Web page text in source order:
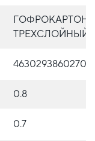
ГОФРОКАРТОН
ТРЕХСЛОЙНЫЙ
4630293860270
0.8
0.7